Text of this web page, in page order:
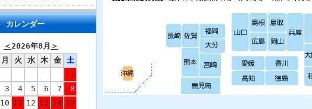
カレンダー
＜2026年8月 ＞
月 火 水 木 金
土
1
3 4 5 6 7
8
10 11 12 13 14 15